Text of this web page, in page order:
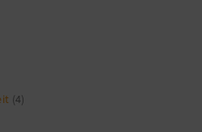
(4)